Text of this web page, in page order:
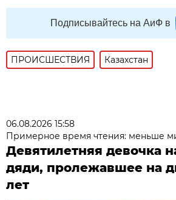
Подписывайтесь на АиФ в
ПРОИСШЕСТВИЯ Казахстан
06.08.2026 15:58
Примерное время чтения: меньше
Девятилетняя девочка
дяди, пролежавшее на
лет